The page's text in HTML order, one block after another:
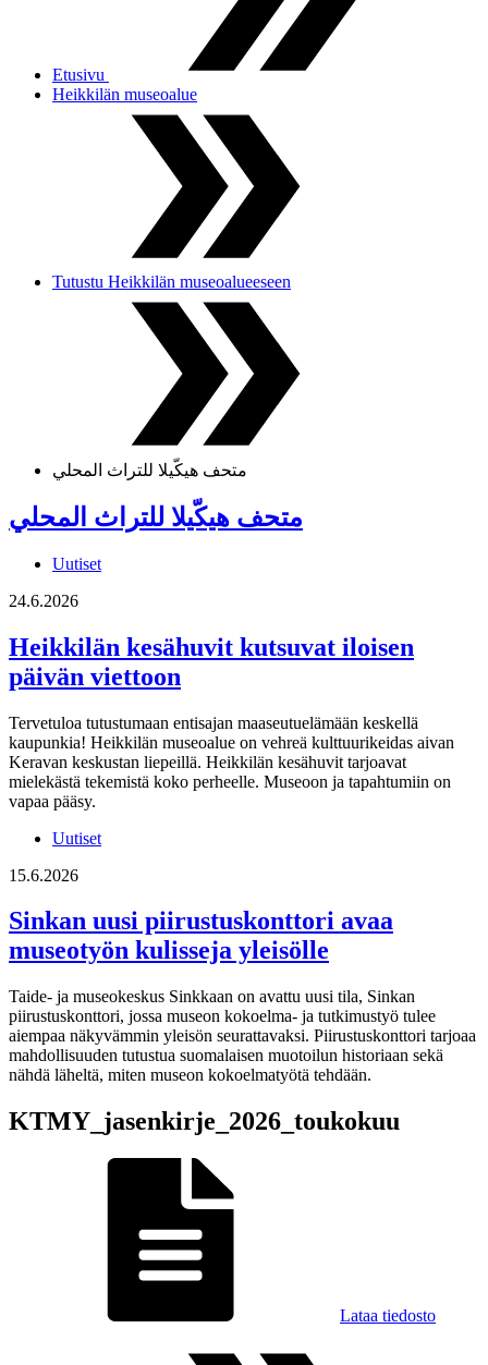
Etusivu
Heikkilän museoalue
Tutustu Heikkilän museoalueeseen
متحف هيكّيلا للتراث المحلي
متحف هيكّيلا للتراث المحلي
Uutiset
24.6.2026
Heikkilän kesähuvit kutsuvat iloisen
päivän viettoon
Tervetuloa tutustumaan entisajan maaseutuelämään keskellä
kaupunkia! Heikkilän museoalue on vehreä kulttuurikeidas aivan
Keravan keskustan liepeillä. Heikkilän kesähuvit tarjoavat
mielekästä tekemistä koko perheelle. Museoon ja tapahtumiin on
vapaa pääsy.
Uutiset
15.6.2026
Sinkan uusi piirustuskonttori avaa
museotyön kulisseja yleisölle
Taide- ja museokeskus Sinkkaan on avattu uusi tila, Sinkan
piirustuskonttori, jossa museon kokoelma- ja tutkimustyö tulee
aiempaa näkyvämmin yleisön seurattavaksi. Piirustuskonttori tarjoaa
mahdollisuuden tutustua suomalaisen muotoilun historiaan sekä
nähdä läheltä, miten museon kokoelmatyötä tehdään.
KTMY_jasenkirje_2026_toukokuu
Lataa tiedosto